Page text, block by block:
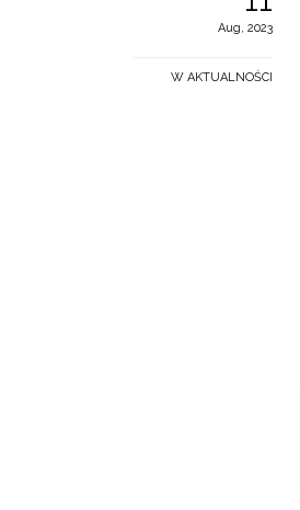
Aug, 2023
W AKTUALNOŚCI